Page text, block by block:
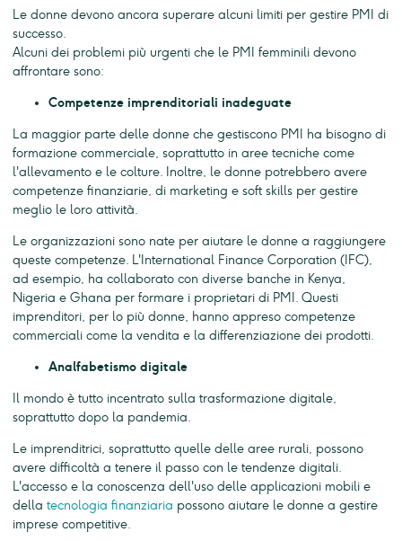
Le donne devono ancora superare alcuni limiti per gestire PMI di
successo.
Alcuni dei problemi più urgenti che le PMI femminili devono
affrontare sono:
Competenze imprenditoriali inadeguate
La maggior parte delle donne che gestiscono PMI ha bisogno di
formazione commerciale, soprattutto in aree tecniche come
l'allevamento e le colture. Inoltre, le donne potrebbero avere
competenze finanziarie, di marketing e soft skills per gestire
meglio le loro attività.
Le organizzazioni sono nate per aiutare le donne a raggiungere
queste competenze. L'International Finance Corporation (IFC),
ad esempio, ha collaborato con diverse banche in Kenya,
Nigeria e Ghana per formare i proprietari di PMI. Questi
imprenditori, per lo più donne, hanno appreso competenze
commerciali come la vendita e la differenziazione dei prodotti.
Analfabetismo digitale
Il mondo è tutto incentrato sulla trasformazione digitale,
soprattutto dopo la pandemia.
Le imprenditrici, soprattutto quelle delle aree rurali, possono
avere difficoltà a tenere il passo con le tendenze digitali.
L'accesso e la conoscenza dell'uso delle applicazioni mobili e
della tecnologia finanziaria possono aiutare le donne a gestire
imprese competitive.